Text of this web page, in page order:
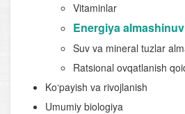
Vitaminlar
Energiya
Suv va mineral tuzlar
Ratsional ovqatlanish
Ko‘payish va rivojlanish
Umumiy biologiya